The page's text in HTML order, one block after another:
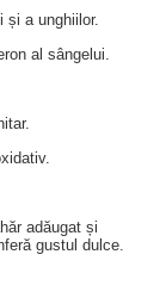
și a unghiilor.
al sângelui.
adăugat și
gustul dulce.